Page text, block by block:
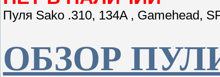
Пуля Sako .310, 134A , Gamehead,
ОБЗОР